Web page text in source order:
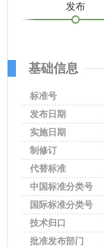
发布
基础信息
标准号
发布日期
实施日期
制修订
代替标准
中国标准分类号
国际标准分类号
技术归口
批准发布部门